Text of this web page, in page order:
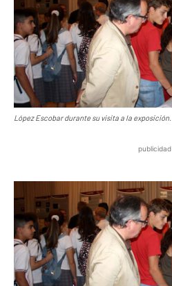
López Escobar durante su visita a la exposición.
publicidad